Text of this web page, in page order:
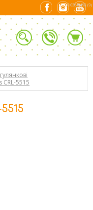
5515
0.02649498 (9)